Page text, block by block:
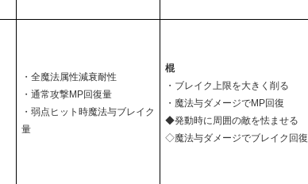
・全魔法属性減衰耐性
・通常攻撃MP回復量
・弱点ヒット時魔法与ブレイク
量
棍
・ブレイク上限を大きく削る
・魔法与ダメージでMP回復
◆発動時に周囲の敵を怯ませる
◇魔法与ダメージでブレイク回復